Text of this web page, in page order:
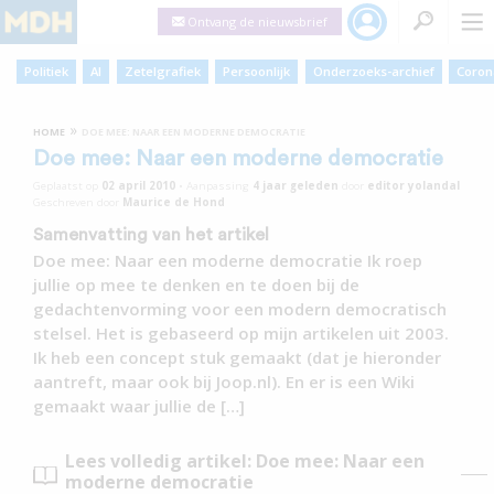
Ontvang de nieuwsbrief
Politiek AI Zetelgrafiek Persoonlijk Onderzoeks-archief
HOME »
Doe mee: Naar een moderne democratie
02 april 2010 4 jaar geleden
editor yolandal
Maurice de Hond
Samenvatting van het artikel
Doe mee: Naar een moderne democratie Ik roep
jullie op mee te denken en te doen bij de
gedachtenvorming voor een modern democratisch
stelsel. Het is gebaseerd op mijn artikelen uit 2003.
Ik heb een concept stuk gemaakt (dat je hieronder
aantreft, maar ook bij Joop.nl). En er is een Wiki
gemaakt waar jullie de […]
Lees volledig artikel: Doe mee: Naar een
moderne democratie